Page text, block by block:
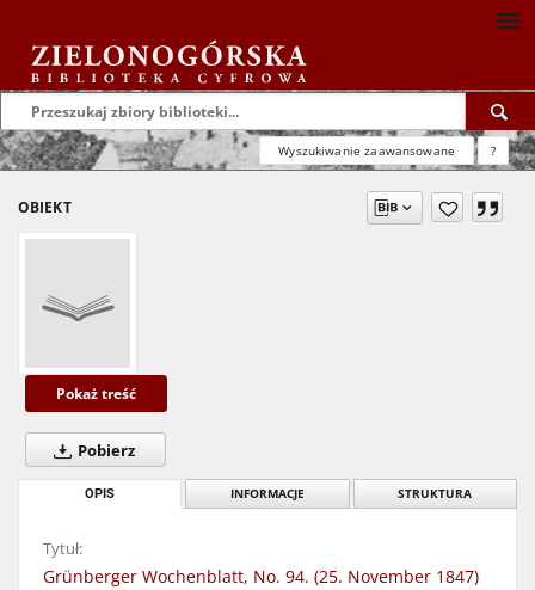
Wyszukiwanie zaawansowane ?
OBIEKT
Pokaż treść
Pobierz
OPIS INFORMACJE STRUKTURA
Tytuł:
Grünberger Wochenblatt, No. 94. (25. November 1847)